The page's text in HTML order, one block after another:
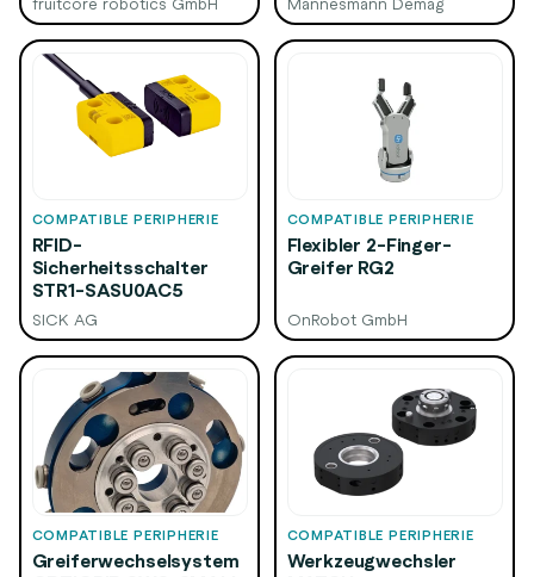
COMPATIBLE PERIPHERIE
RFID-
Sicherheitsschalter
STR1-SASU0AC5
SICK AG
COMPATIBLE PERIPHERIE
Flexibler 2-Finger-
Greifer RG2
OnRobot GmbH
COMPATIBLE PERIPHERIE
Greiferwechselsystem
COMPATIBLE PERIPHERIE
Werkzeugwechsler